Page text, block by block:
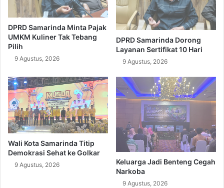
DPRD Samarinda Minta Pajak
UMKM Kuliner Tak Tebang
Pilih
9 Agustus, 2026
DPRD Samarinda Dorong
Layanan Sertifikat 10 Hari
9 Agustus, 2026
Wali Kota Samarinda Titip
Demokrasi Sehat ke Golkar
9 Agustus, 2026
Keluarga Jadi Benteng Cegah
Narkoba
9 Agustus, 2026